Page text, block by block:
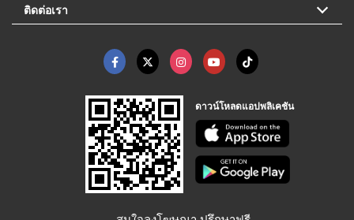
ติดต่อเรา
ดาวน์โหลดแอปพลิเคชัน